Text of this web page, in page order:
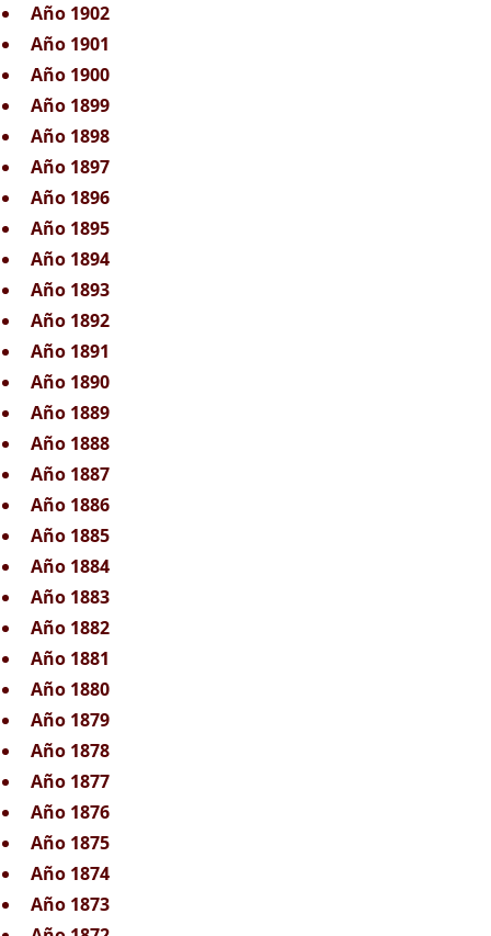
Año 1902
Año 1901
Año 1900
Año 1899
Año 1898
Año 1897
Año 1896
Año 1895
Año 1894
Año 1893
Año 1892
Año 1891
Año 1890
Año 1889
Año 1888
Año 1887
Año 1886
Año 1885
Año 1884
Año 1883
Año 1882
Año 1881
Año 1880
Año 1879
Año 1878
Año 1877
Año 1876
Año 1875
Año 1874
Año 1873